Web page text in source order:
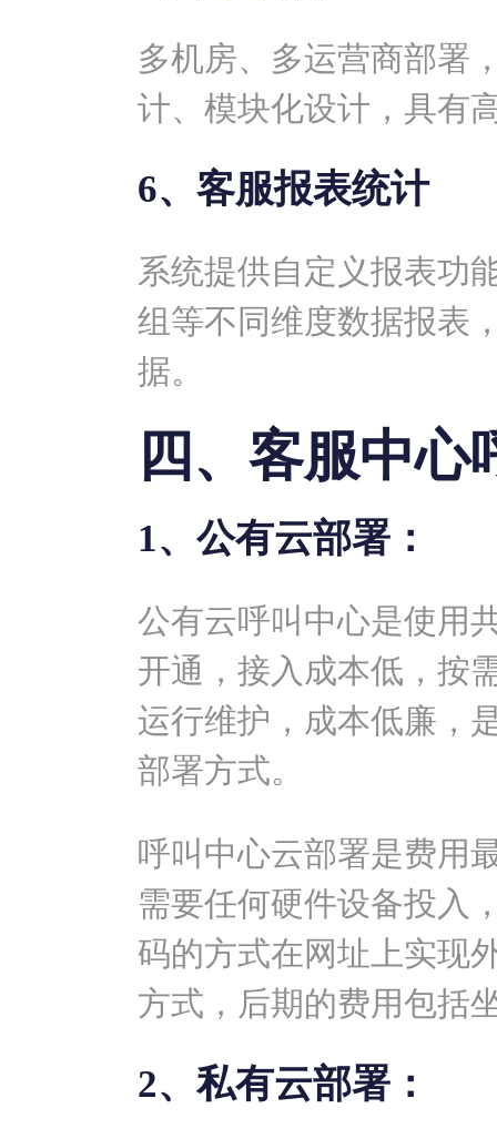
多机房、多运营商部署
计、模块化设计，具有
6、客服报表统计
系统提供自定义报表功
组等不同维度数据报表
据。
四、客服中心
1、公有云部署：
公有云呼叫中心是使用
开通，接入成本低，按
运行维护，成本低廉，
部署方式。
呼叫中心云部署是费用
需要任何硬件设备投入
码的方式在网址上实现
方式，后期的费用包括
2、私有云部署：